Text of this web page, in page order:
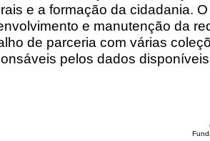
e a formação da cidadania.
e manutenção da
de parceria com várias
pelos dados